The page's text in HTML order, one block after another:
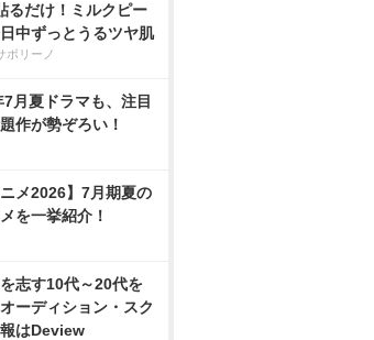
るだけ！ミルクピー
中ずっとうるツヤ肌
ボリーノ
月夏ドラマも、注目
作が勢ぞろい！
ニメ2026】7月期夏の
を一挙紹介！
志す10代～20代を
ーディション・スク
はDeview